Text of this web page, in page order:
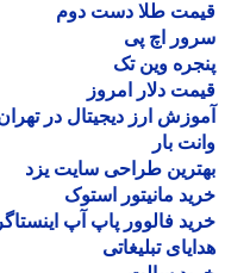
طلا دست دوم
اچ پی
وین تک
دلار امروز
ارز دیجیتال در تهران
بار
طراحی سایت یزد
مانیتور استوک
فالوور پاپ آپ اینستاگرام
تبلیغاتی